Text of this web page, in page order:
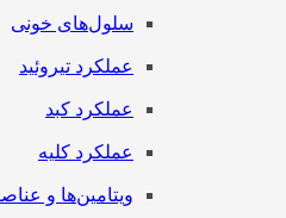
سلول‌های خونی
عملکرد تیروئید
عملکرد کبد
عملکرد کلیه
ویتامین‌ها و